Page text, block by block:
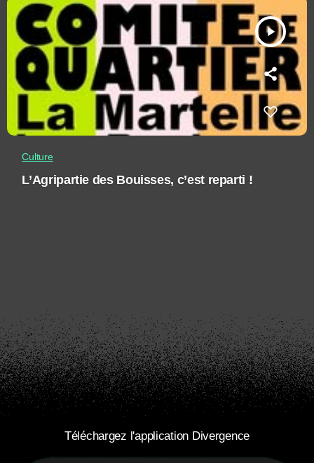
play_arrow
Culture
L’Agripartie des Bouisses, c’est reparti !
Téléchargez l'application Divergence